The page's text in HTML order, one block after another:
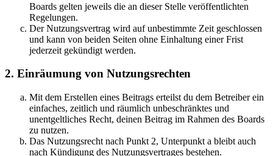
Boards gelten jeweils die an dieser Stelle veröffentlichten
Regelungen.
Der Nutzungsvertrag wird auf unbestimmte Zeit geschlossen
und kann von beiden Seiten ohne Einhaltung einer Frist
jederzeit gekündigt werden.
2. Einräumung von Nutzungsrechten
Mit dem Erstellen eines Beitrags erteilst du dem Betreiber ein
einfaches, zeitlich und räumlich unbeschränktes und
unentgeltliches Recht, deinen Beitrag im Rahmen des Boards
zu nutzen.
Das Nutzungsrecht nach Punkt 2, Unterpunkt a bleibt auch
nach Kündigung des Nutzungsvertrages bestehen.